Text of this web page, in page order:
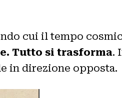
cui il tempo
Tutto si trasforma.
in direzione opposta.